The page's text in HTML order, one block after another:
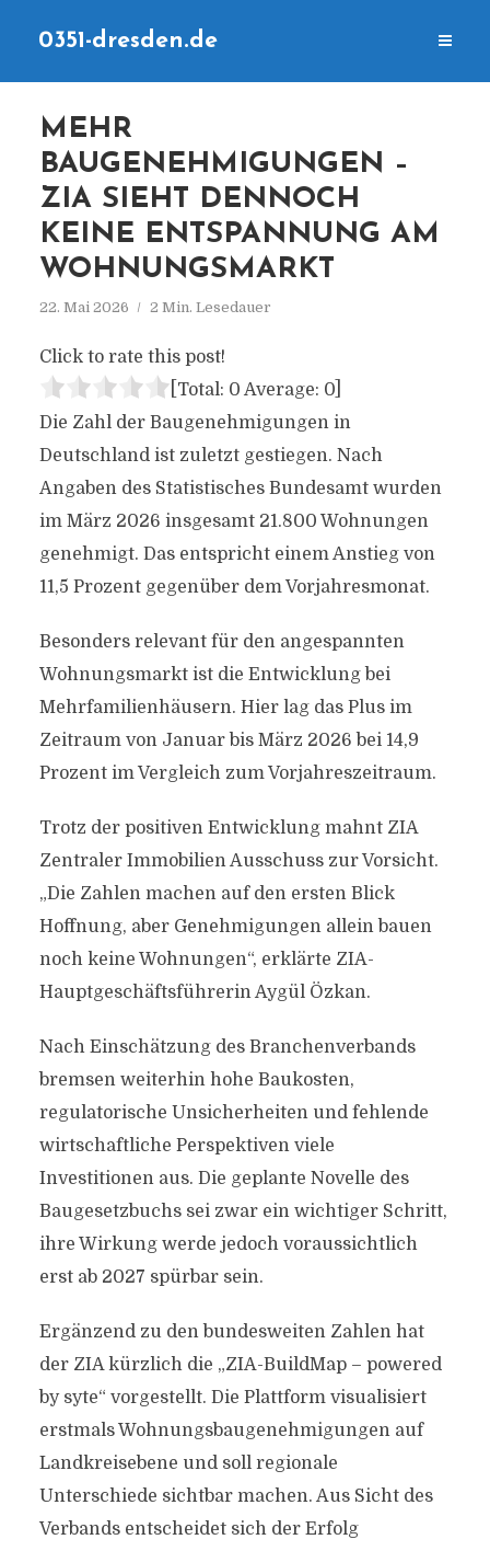
0351-dresden.de
MEHR
BAUGENEHMIGUNGEN –
ZIA SIEHT DENNOCH
KEINE ENTSPANNUNG AM
WOHNUNGSMARKT
22. Mai 2026 2 Min. Lesedauer
Click to rate this post!
[Total: 0 Average: 0]
Die Zahl der Baugenehmigungen in
Deutschland ist zuletzt gestiegen. Nach
Angaben des Statistisches Bundesamt wurden
im März 2026 insgesamt 21.800 Wohnungen
genehmigt. Das entspricht einem Anstieg von
11,5 Prozent gegenüber dem Vorjahresmonat.
Besonders relevant für den angespannten
Wohnungsmarkt ist die Entwicklung bei
Mehrfamilienhäusern. Hier lag das Plus im
Zeitraum von Januar bis März 2026 bei 14,9
Prozent im Vergleich zum Vorjahreszeitraum.
Trotz der positiven Entwicklung mahnt ZIA
Zentraler Immobilien Ausschuss zur Vorsicht.
„Die Zahlen machen auf den ersten Blick
Hoffnung, aber Genehmigungen allein bauen
noch keine Wohnungen“, erklärte ZIA-
Hauptgeschäftsführerin Aygül Özkan.
Nach Einschätzung des Branchenverbands
bremsen weiterhin hohe Baukosten,
regulatorische Unsicherheiten und fehlende
wirtschaftliche Perspektiven viele
Investitionen aus. Die geplante Novelle des
Baugesetzbuchs sei zwar ein wichtiger Schritt,
ihre Wirkung werde jedoch voraussichtlich
erst ab 2027 spürbar sein.
Ergänzend zu den bundesweiten Zahlen hat
der ZIA kürzlich die „ZIA-BuildMap – powered
by syte“ vorgestellt. Die Plattform visualisiert
erstmals Wohnungsbaugenehmigungen auf
Landkreisebene und soll regionale
Unterschiede sichtbar machen. Aus Sicht des
Verbands entscheidet sich der Erfolg